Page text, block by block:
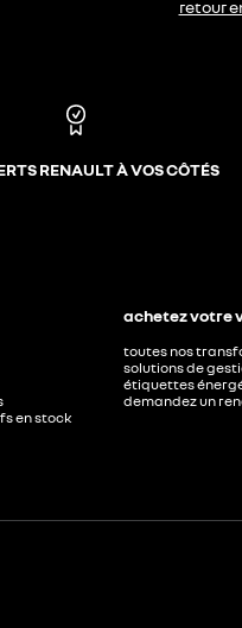
retour
RENAULT À VOS CÔTÉS
en stock
achetez votre
toutes nos
solutions de
étiquettes
demandez un